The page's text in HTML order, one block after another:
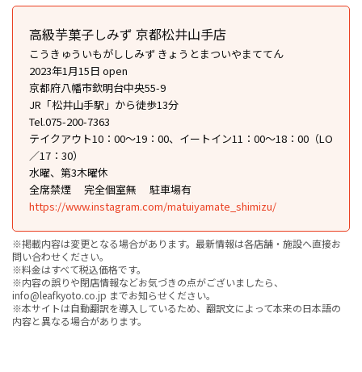
高級芋菓子しみず 京都松井山手店
こうきゅういもがししみず きょうとまついやまててん
2023年1月15日 open
京都府八幡市欽明台中央55-9
JR「松井山手駅」から徒歩13分
Tel.075-200-7363
テイクアウト10：00～19：00、イートイン11：00～18：00（LO
／17：30）
水曜、第3木曜休
全席禁煙
完全個室無
駐車場有
https://www.instagram.com/matuiyamate_shimizu/
※掲載内容は変更となる場合があります。最新情報は各店舗・施設へ直接お
問い合わせください。
※料金はすべて税込価格です。
※内容の誤りや閉店情報などお気づきの点がございましたら、
info@leafkyoto.co.jp までお知らせください。
※本サイトは自動翻訳を導入しているため、翻訳文によって本来の日本語の
内容と異なる場合があります。